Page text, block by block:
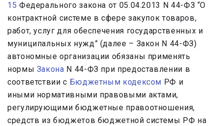
15 Федерального закона от 05.04.2013 N 44-ФЗ “О
контрактной системе в сфере закупок товаров,
работ, услуг для обеспечения государственных и
муниципальных нужд” (далее – Закон N 44-ФЗ)
автономные организации обязаны применять
нормы Закона N 44-ФЗ при предоставлении в
соответствии с Бюджетным кодексом РФ и
иными нормативными правовыми актами,
регулирующими бюджетные правоотношения,
средств из бюджетов бюджетной системы РФ на